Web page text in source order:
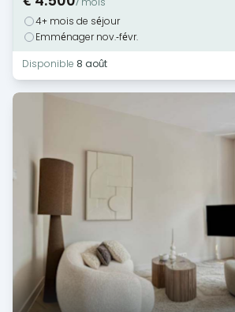
4+ mois de séjour
Emménager nov.-févr.
Disponible 8 août